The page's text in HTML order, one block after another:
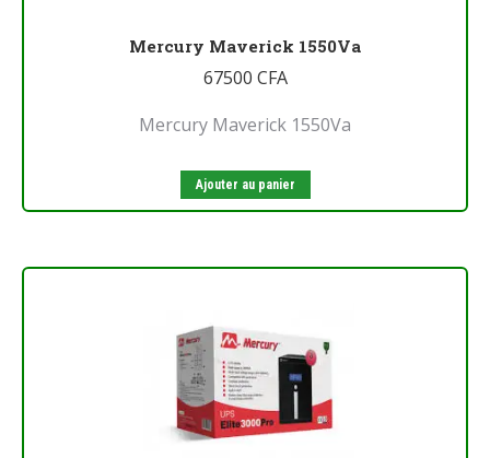
Mercury Maverick 1550Va
67500 CFA
Mercury Maverick 1550Va
Ajouter au panier